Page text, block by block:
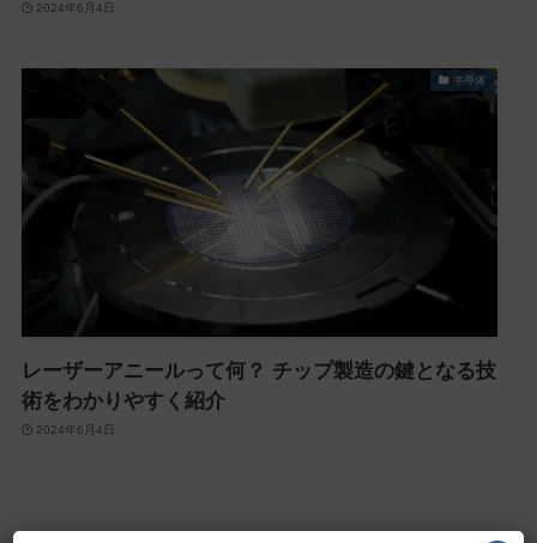
2024年6月4日
半導体
レーザーアニールって何？ チップ製造の鍵となる技
術をわかりやすく紹介
2024年6月4日